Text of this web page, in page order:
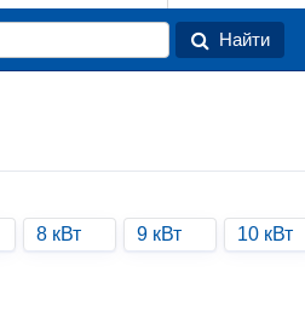
Найти
8 кВт 9 кВт 10 кВт